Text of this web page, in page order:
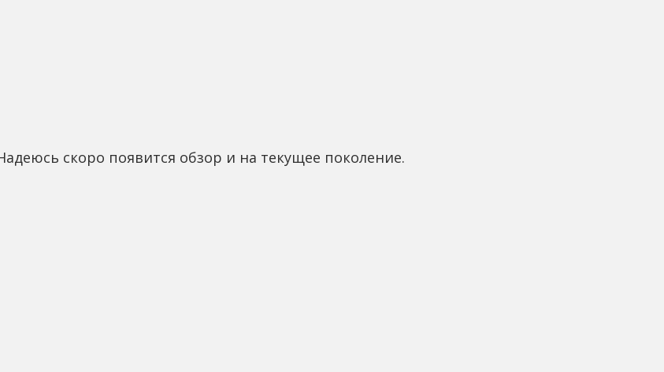
скоро появится обзор и на текущее поколение.